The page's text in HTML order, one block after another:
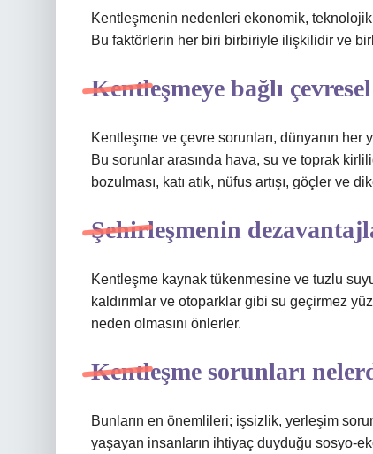
Kentleşmenin nedenleri ekonomik,
Bu faktörlerin her biri birbiriyle ilişkilidir ve
Kentleşmeye bağlı
Kentleşme ve çevre sorunları, dünyanın her
Bu sorunlar arasında hava, su ve toprak
bozulması, katı atık, nüfus artışı, göçler ve
Şehirleşmenin
Kentleşme kaynak tükenmesine ve tuzlu
kaldırımlar ve otoparklar gibi su geçirmez
neden olmasını önlerler.
Kentleşme sorunları
Bunların en önemlileri; işsizlik, yerleşim
yaşayan insanların ihtiyaç duyduğu sosyo-